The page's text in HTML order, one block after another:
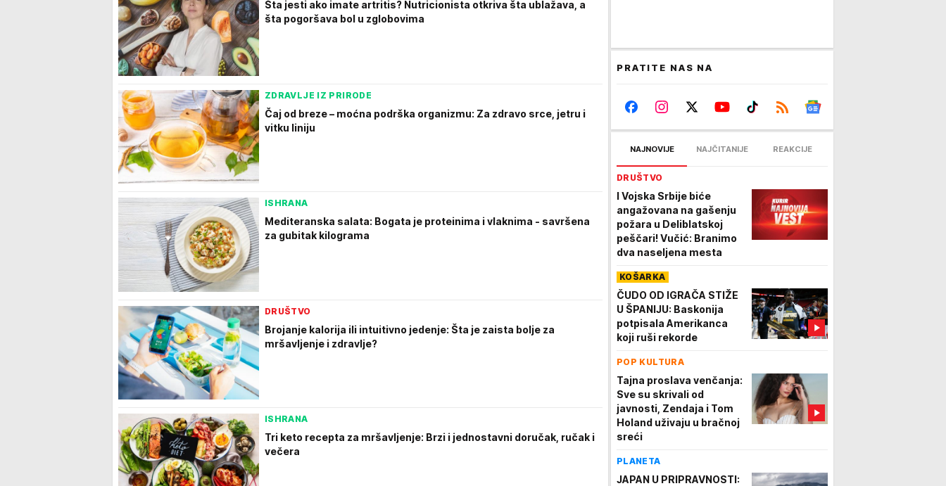
Šta jesti ako imate artritis? Nutricionista otkriva šta ublažava, a
šta pogoršava bol u zglobovima
ZDRAVLJE IZ PRIRODE
Čaj od breze – moćna podrška organizmu: Za zdravo srce, jetru i
vitku liniju
ISHRANA
Mediteranska salata: Bogata je proteinima i vlaknima - savršena
za gubitak kilograma
DRUŠTVO
Brojanje kalorija ili intuitivno jedenje: Šta je zaista bolje za
mršavljenje i zdravlje?
ISHRANA
Tri keto recepta za mršavljenje: Brzi i jednostavni doručak, ručak i
večera
PRATITE NAS NA
NAJNOVIJE NAJČITANIJE REAKCIJE
DRUŠTVO
I Vojska Srbije biće
angažovana na gašenju
požara u Deliblatskoj
peščari! Vučić: Branimo
dva naseljena mesta
KOŠARKA
ČUDO OD IGRAČA STIŽE
U ŠPANIJU: Baskonija
potpisala Amerikanca
koji ruši rekorde
POP KULTURA
Tajna proslava venčanja:
Sve su skrivali od
javnosti, Zendaja i Tom
Holand uživaju u bračnoj
sreći
PLANETA
JAPAN U PRIPRAVNOSTI: